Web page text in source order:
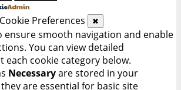
Preferences
✖
ensure smooth navigation and enable
You can view detailed
cookie category below.
Necessaryare stored in your
are essential for basic site